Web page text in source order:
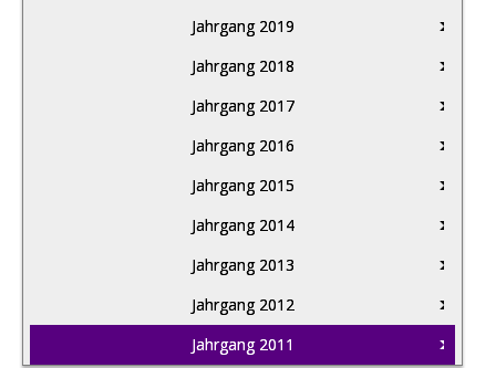
Jahrgang 2019
Jahrgang 2018
Jahrgang 2017
Jahrgang 2016
Jahrgang 2015
Jahrgang 2014
Jahrgang 2013
Jahrgang 2012
Jahrgang 2011